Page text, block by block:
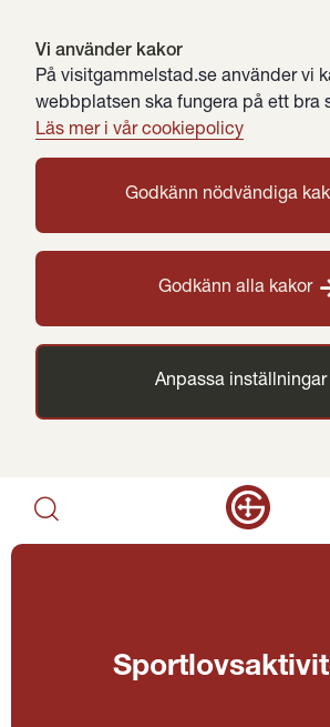
Vi använder kakor
På visitgammelstad.se använder vi
webbplatsen ska fungera på ett bra
Läs mer i vår cookiepolicy
Godkänn nödvändiga
Godkänn alla kakor
Anpassa inställningar